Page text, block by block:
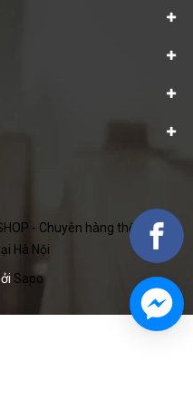
- Chuyên hàng thể thao
Hà Nội
Sapo